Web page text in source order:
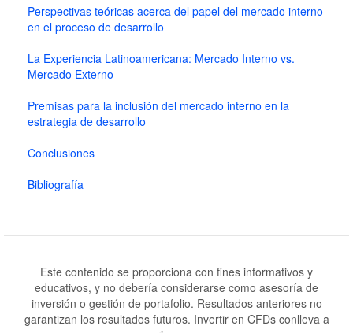
Perspectivas teóricas acerca del papel del mercado interno
en el proceso de desarrollo
La Experiencia Latinoamericana: Mercado Interno vs.
Mercado Externo
Premisas para la inclusión del mercado interno en la
estrategia de desarrollo
Conclusiones
Bibliografía
Este contenido se proporciona con fines informativos y
educativos, y no debería considerarse como asesoría de
inversión o gestión de portafolio. Resultados anteriores no
garantizan los resultados futuros. Invertir en CFDs conlleva a